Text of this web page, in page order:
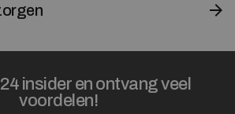
insider en ontvang veel
voordelen!